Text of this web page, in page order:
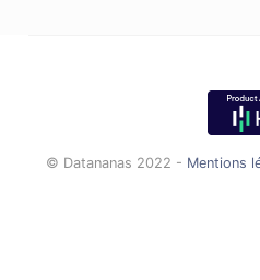
© Datananas 2022 - Mentions